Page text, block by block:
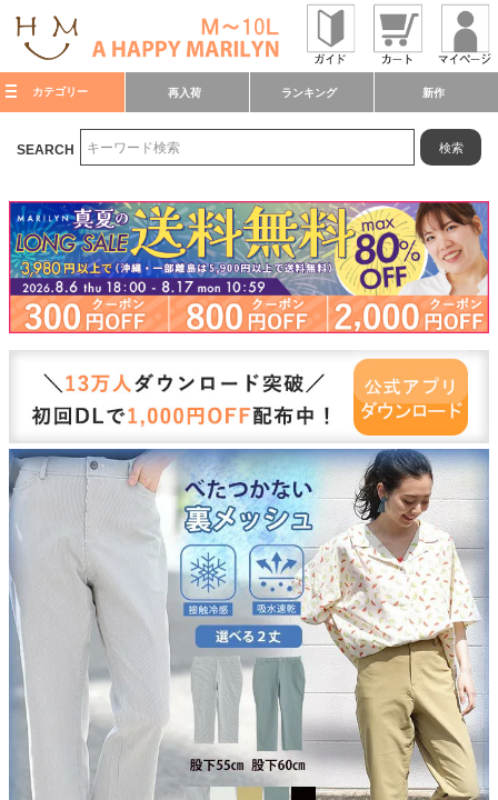
カテゴリー 再入荷 ランキング 新作
SEARCH 検索